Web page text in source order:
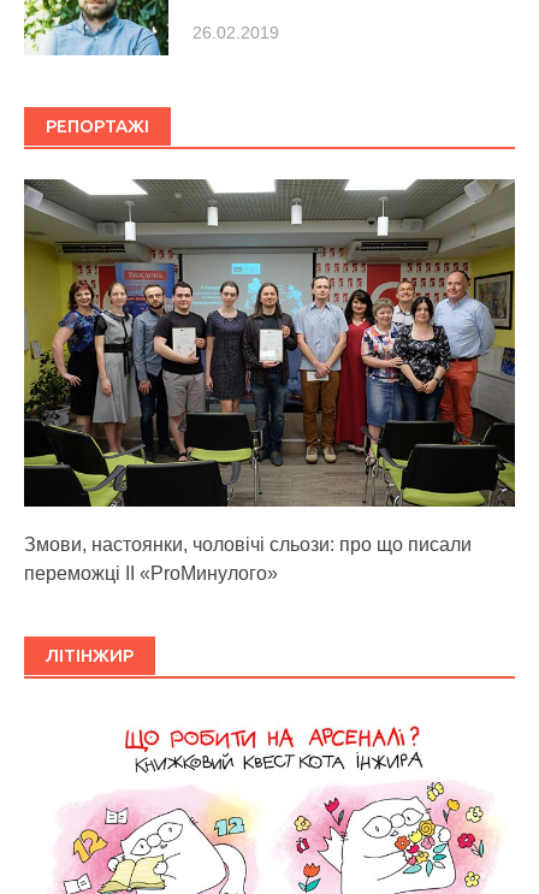
26.02.2019
РЕПОРТАЖІ
Змови, настоянки, чоловічі сльози: про що писали
переможці ІІ «ProМинулого»
ЛІТІНЖИР